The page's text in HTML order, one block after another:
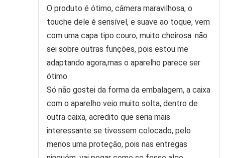
de 5
O produto é ótimo, câmera maravilhosa, o
touche dele é sensível, e suave ao toque, vem
com uma capa tipo couro, muito cheirosa. não
sei sobre outras funções, pois estou me
adaptando agora,mas o aparelho parece ser
ótimo.
Só não gostei da forma da embalagem, a caixa
com o aparelho veio muito solta, dentro de
outra caixa, acredito que seria mais
interessante se tivessem colocado, pelo
menos uma proteção, pois nas entregas